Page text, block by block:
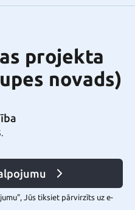
projekta
novads)
Jūs tiksiet pārvirzīts uz e-